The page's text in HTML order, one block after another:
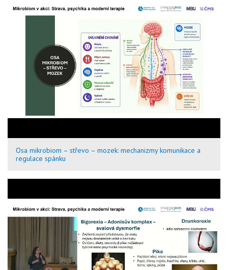
Osa mikrobiom – střevo – mozek: mechanizmy komunikace a
regulace spánku